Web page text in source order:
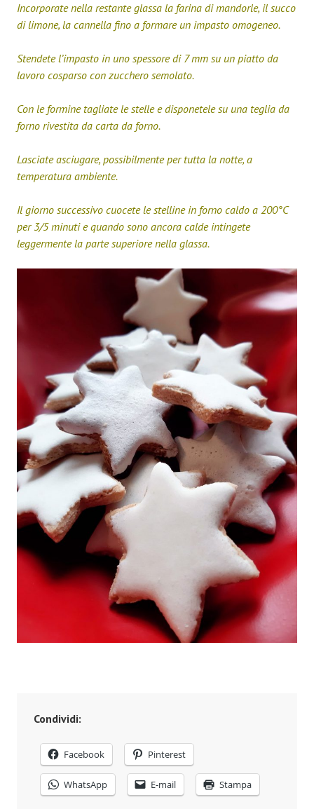
Incorporate nella restante glassa la farina di mandorle, il succo
di limone, la cannella fino a formare un impasto omogeneo.
Stendete l’impasto in uno spessore di 7 mm su un piatto da
lavoro cosparso con zucchero semolato.
Con le formine tagliate le stelle e disponetele su una teglia da
forno rivestita da carta da forno.
Lasciate asciugare, possibilmente per tutta la notte, a
temperatura ambiente.
Il giorno successivo cuocete le stelline in forno caldo a 200°C
per 3/5 minuti e quando sono ancora calde intingete
leggermente la parte superiore nella glassa.
Condividi:
Facebook Pinterest
WhatsApp E-mail Stampa